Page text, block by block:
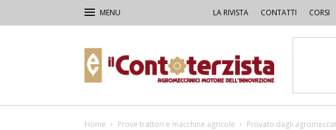
LA RIVISTA CONTATTI CORSI
Contoterzista
Home Prove trattori e macchine agricole Provato dagli